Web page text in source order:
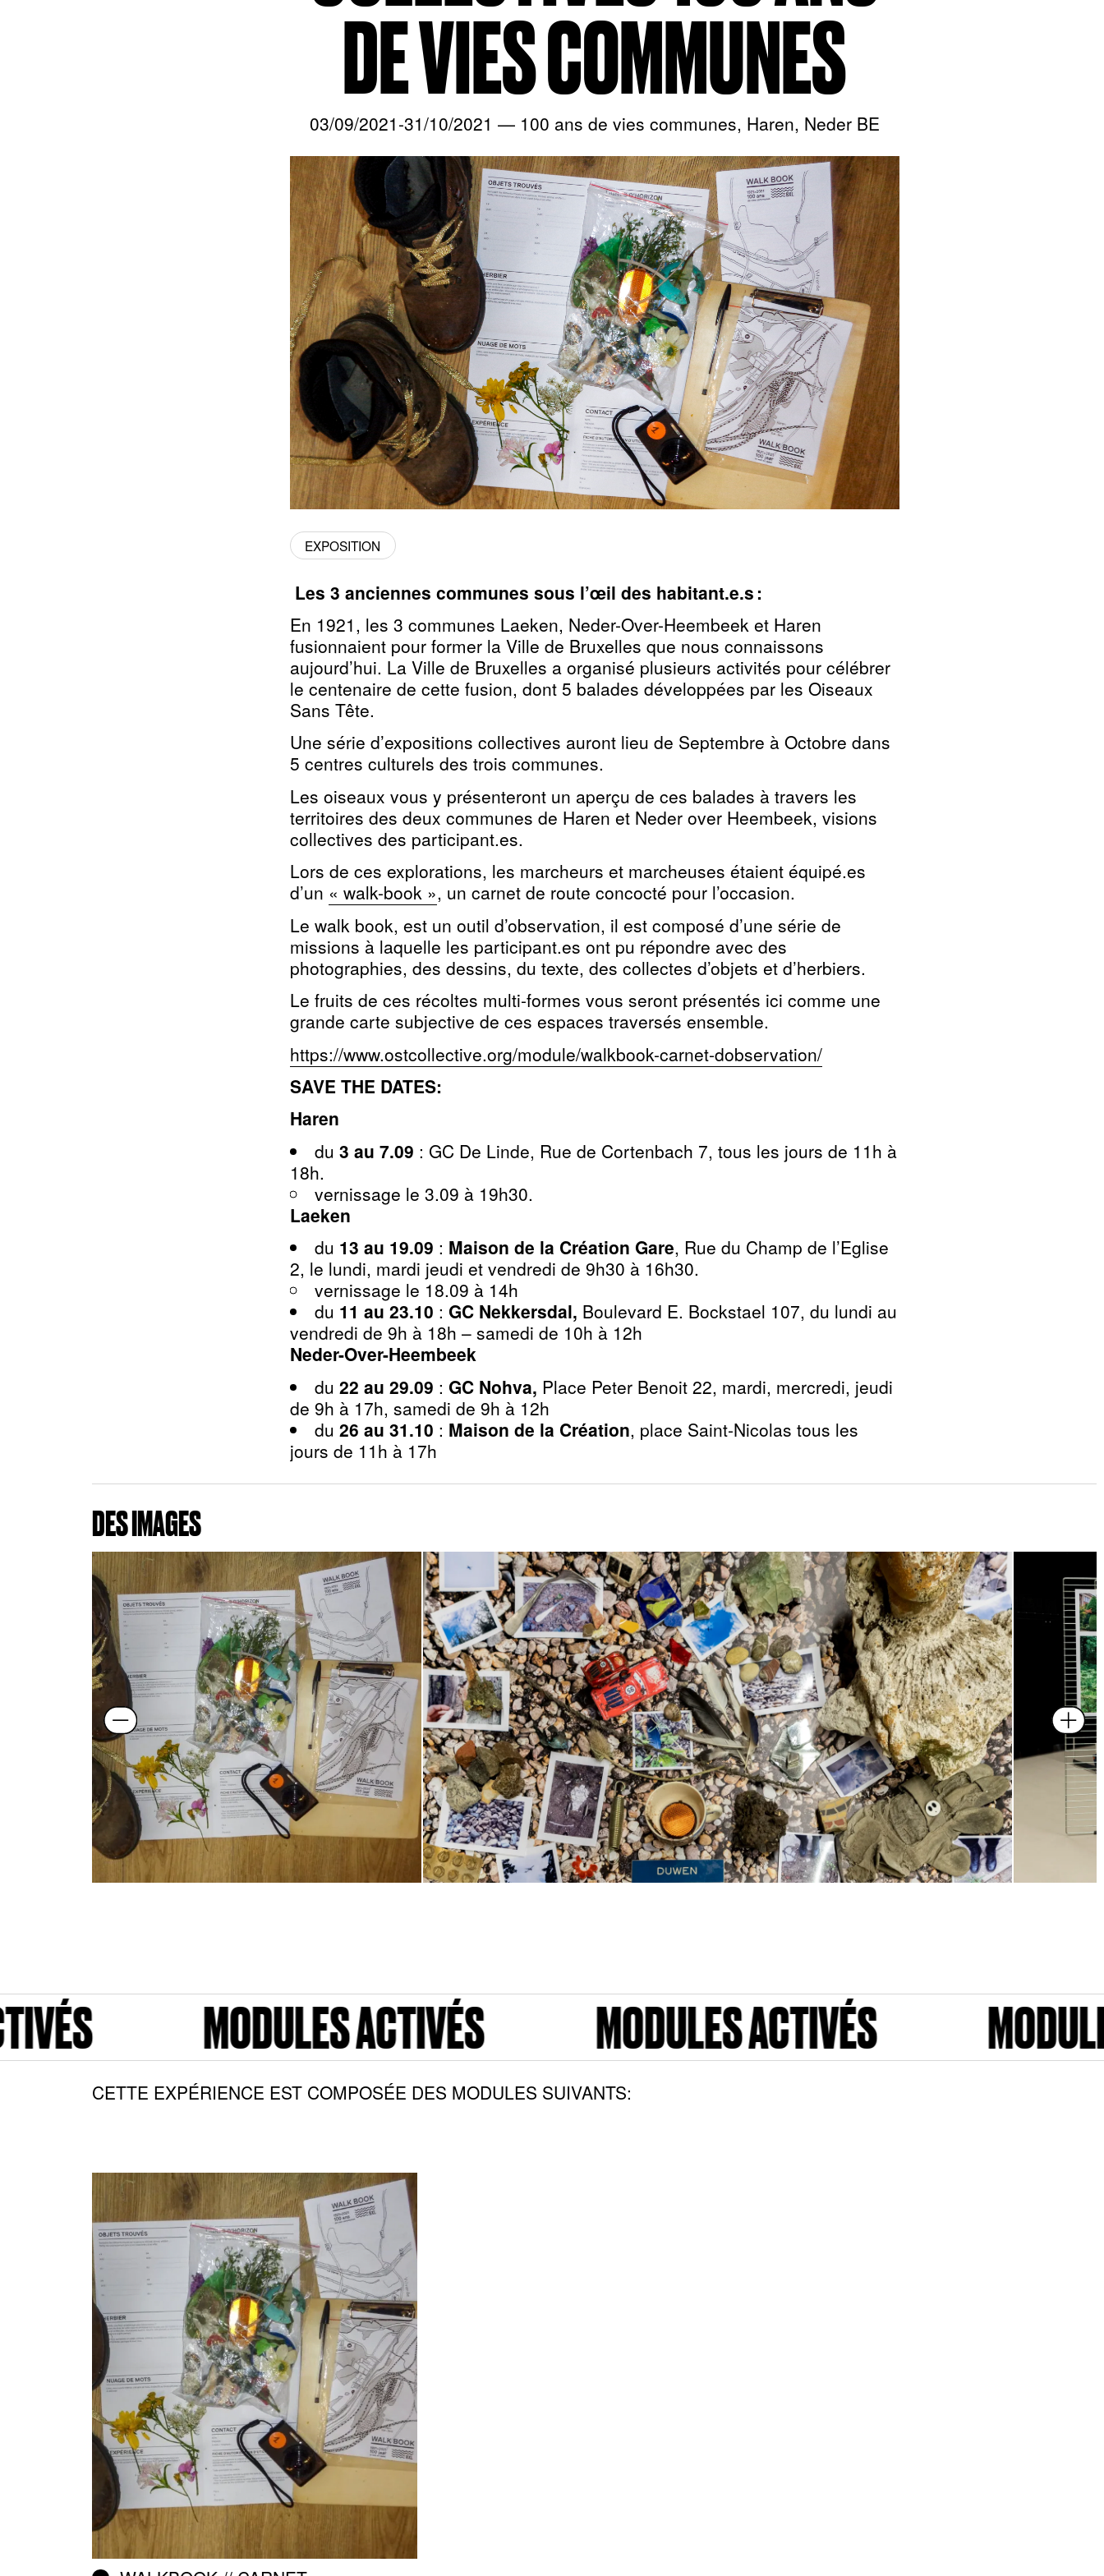
DE VIES COMMUNES
03/09/2021-31/10/2021 — 100 ans de vies communes, Haren, Neder BE
EXPOSITION
Les 3 anciennes communes sous l’œil des habitant.e.s :
En 1921, les 3 communes Laeken, Neder-Over-Heembeek et Haren
fusionnaient pour former la Ville de Bruxelles que nous connaissons
aujourd’hui. La Ville de Bruxelles a organisé plusieurs activités pour célébrer
le centenaire de cette fusion, dont 5 balades développées par les Oiseaux
Sans Tête.
Une série d’expositions collectives auront lieu de Septembre à Octobre dans
5 centres culturels des trois communes.
Les oiseaux vous y présenteront un aperçu de ces balades à travers les
territoires des deux communes de Haren et Neder over Heembeek, visions
collectives des participant.es.
Lors de ces explorations, les marcheurs et marcheuses étaient équipé.es
d’un « walk-book », un carnet de route concocté pour l’occasion.
Le walk book, est un outil d’observation, il est composé d’une série de
missions à laquelle les participant.es ont pu répondre avec des
photographies, des dessins, du texte, des collectes d’objets et d’herbiers.
Le fruits de ces récoltes multi-formes vous seront présentés ici comme une
grande carte subjective de ces espaces traversés ensemble.
https://www.ostcollective.org/module/walkbook-carnet-dobservation/
SAVE THE DATES:
Haren
du 3 au 7.09 : GC De Linde, Rue de Cortenbach 7, tous les jours de 11h à
18h.
vernissage le 3.09 à 19h30.
Laeken
du 13 au 19.09 : Maison de la Création Gare, Rue du Champ de l’Eglise
2, le lundi, mardi jeudi et vendredi de 9h30 à 16h30.
vernissage le 18.09 à 14h
du 11 au 23.10 : GC Nekkersdal, Boulevard E. Bockstael 107, du lundi au
vendredi de 9h à 18h – samedi de 10h à 12h
Neder-Over-Heembeek
du 22 au 29.09 : GC Nohva, Place Peter Benoit 22, mardi, mercredi, jeudi
de 9h à 17h, samedi de 9h à 12h
du 26 au 31.10 : Maison de la Création, place Saint-Nicolas tous les
jours de 11h à 17h
DES IMAGES
MODULES ACTIVÉS MODULES ACTIVÉS MODULES ACTIVÉS
CETTE EXPÉRIENCE EST COMPOSÉE DES MODULES SUIVANTS: